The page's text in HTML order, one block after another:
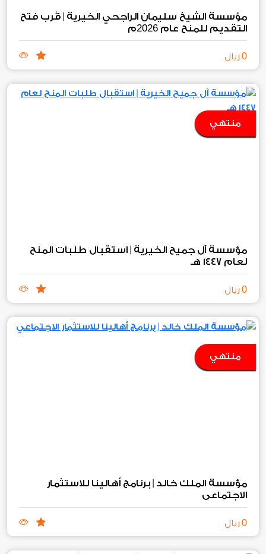
مؤسسة الشيخ سليمان الراجحي الخيرية | قُرب فتح
التقديم للمنح عام 2026م
0 ريال
منتهي
مؤسسة آل جميح الخيرية | استقبال طلبات المنح
لعام ١٤٤٧ هـ
0 ريال
منتهي
مؤسسة الملك خالد | برنامج أهالينا للاستثمار
الاجتماعي
0 ريال